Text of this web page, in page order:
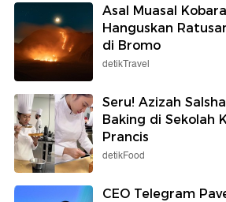
Asal Muasal
Hanguskan
di Bromo
detikTravel
Seru! Azizah
Baking di Sekolah
Prancis
detikFood
CEO Telegram